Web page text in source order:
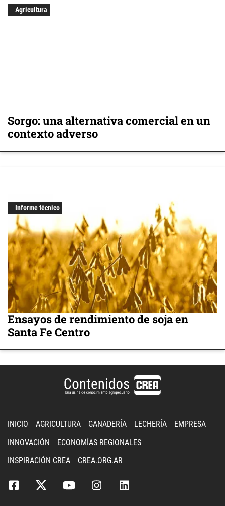
Agricultura
Sorgo: una alternativa comercial en un
contexto adverso
Informe técnico
Ensayos de rendimiento de soja en
Santa Fe Centro
INICIO AGRICULTURA GANADERÍA LECHERÍA
EMPRESA
INNOVACIÓN
ECONOMÍAS REGIONALES
INSPIRACIÓN CREA
CREA.ORG.AR